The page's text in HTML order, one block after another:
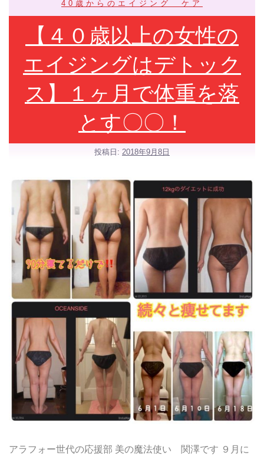
40歳からのエイジング ケア
【４０歳以上の女性の
エイジングはデトック
ス】１ヶ月で体重を落
とす〇〇！
投稿日: 2018年9月8日
アラフォー世代の応援部 美の魔法使い 関澤です ９月に